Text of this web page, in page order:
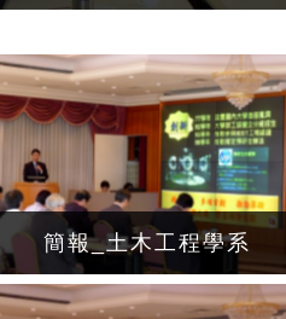
簡報_土木工程學系